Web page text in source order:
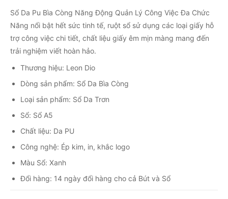
Sổ Da Pu Bìa Còng Năng Động Quản Lý Công Việc Đa Chức
Năng nổi bật hết sức tinh tế, ruột sổ sử dụng các loại giấy hỗ
trợ công việc chi tiết, chất liệu giấy êm mịn màng mang đến
trải nghiệm viết hoàn hảo.
Thương hiệu: Leon Dio
Dòng sản phẩm: Sổ Da Bìa Còng
Loại sản phẩm: Sổ Da Trơn
Sổ: Sổ A5
Chất liệu: Da PU
Công nghệ: Ép kim, in, khắc logo
Màu Sổ: Xanh
Đổi hàng: 14 ngày đổi hàng cho cả Bút và Sổ